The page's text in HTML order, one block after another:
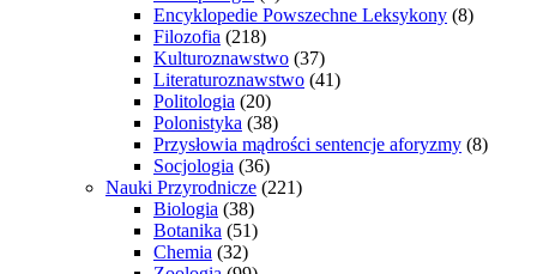
Encyklopedie Powszechne Leksykony (8)
Filozofia (218)
Kulturoznawstwo (37)
Literaturoznawstwo (41)
Politologia (20)
Polonistyka (38)
Przysłowia mądrości sentencje aforyzmy (8)
Socjologia (36)
Nauki Przyrodnicze (221)
Biologia (38)
Botanika (51)
Chemia (32)